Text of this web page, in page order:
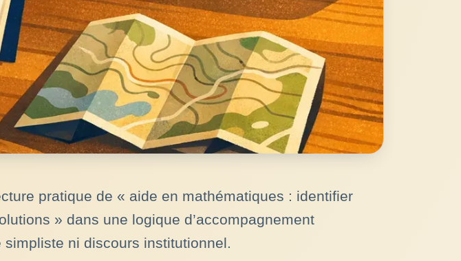
pratique de « aide en mathématiques : identifier
» dans une logique d’accompagnement
ni discours institutionnel.